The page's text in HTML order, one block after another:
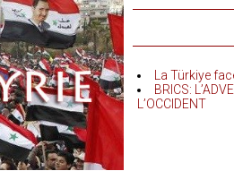
La Türkiye
BRICS:
L’OCCIDENT